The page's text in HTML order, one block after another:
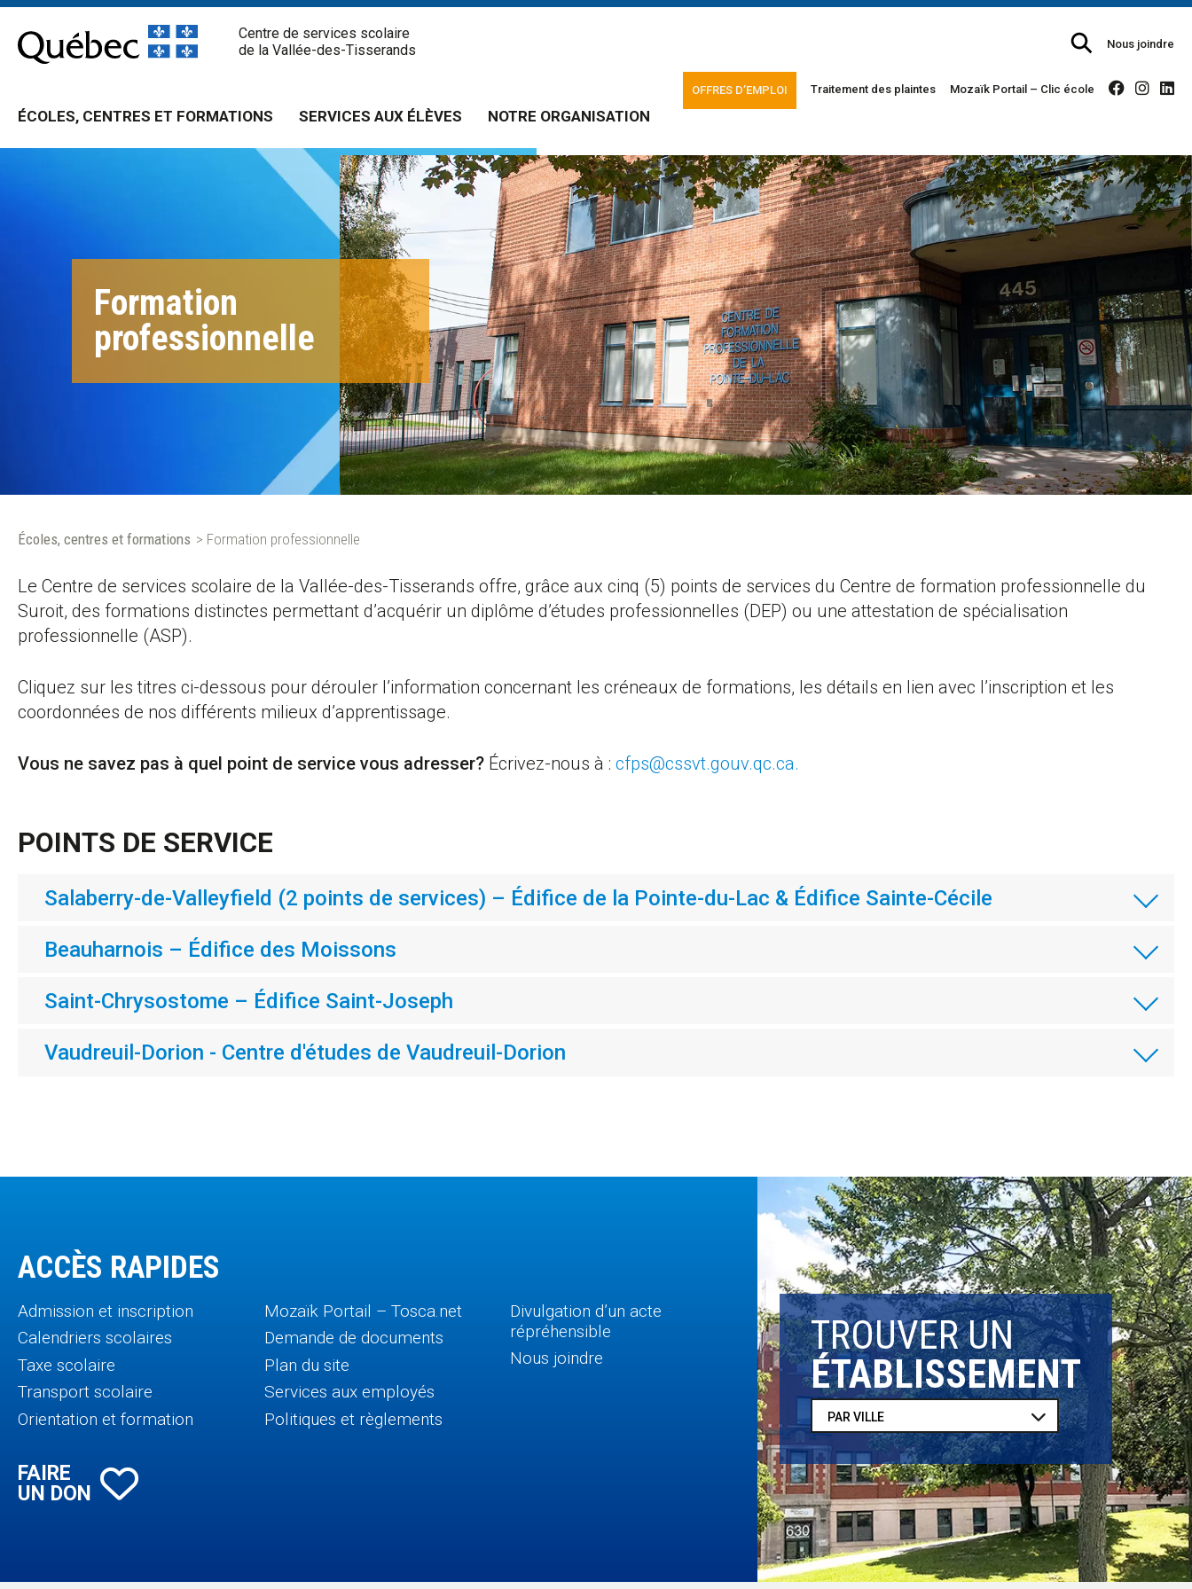
Passer
au
contenu
Centre de services scolaire
de la Vallée-des-Tisserands
Chercher
le
Nous joindre
ÉCOLES, CENTRES ET FORMATIONS SERVICES AUX ÉLÈVES NOTRE ORGANISATION
OFFRES D’EMPLOI Traitement des plaintes Mozaïk Portail – Clic école
Formation
professionnelle
Écoles, centres et formations > Formation professionnelle
Le Centre de services scolaire de la Vallée-des-Tisserands offre, grâce aux cinq (5) points de services du Centre de formation professionnelle du
Suroit, des formations distinctes permettant d’acquérir un diplôme d’études professionnelles (DEP) ou une attestation de spécialisation
professionnelle (ASP).
Cliquez sur les titres ci-dessous pour dérouler l’information concernant les créneaux de formations, les détails en lien avec l’inscription et les
coordonnées de nos différents milieux d’apprentissage.
Vous ne savez pas à quel point de service vous adresser? Écrivez-nous à : cfps@cssvt.gouv.qc.ca.
POINTS DE SERVICE
Salaberry-de-Valleyfield (2 points de services) – Édifice de la Pointe-du-Lac & Édifice Sainte-Cécile
Beauharnois – Édifice des Moissons
Saint-Chrysostome – Édifice Saint-Joseph
Vaudreuil-Dorion - Centre d'études de Vaudreuil-Dorion
ACCÈS RAPIDES
Admission et inscription
Calendriers scolaires
Taxe scolaire
Transport scolaire
Orientation et formation
Mozaïk Portail – Tosca.net
Demande de documents
Plan du site
Services aux employés
Politiques et règlements
Divulgation d’un acte
répréhensible
Nous joindre
FAIRE
UN DON
TROUVER UN
ÉTABLISSEMENT